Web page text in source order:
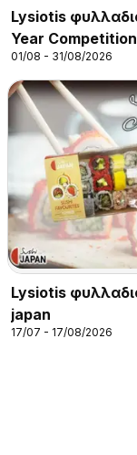
Lysiotis
Year
01/08 - 31/08/2026
Lysiotis
japan
17/07 - 17/08/2026